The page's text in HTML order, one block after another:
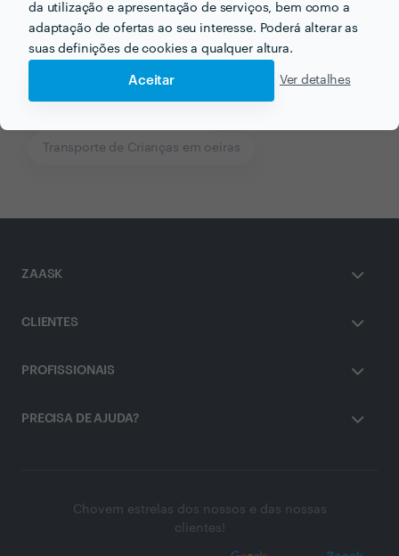
da utilização e apresentação de serviços, bem como a
adaptação de ofertas ao seu interesse. Poderá alterar as
suas definições de cookies a qualquer altura.
Aceitar Ver detalhes
Limpeza Pós-Obra em oeiras
Handyman em oeiras
Motorista para Casamento em oeiras
Transporte de Crianças em oeiras
ZAASK
CLIENTES
PROFISSIONAIS
PRECISA DE AJUDA?
Chovem estrelas dos nossos e das nossas
clientes!